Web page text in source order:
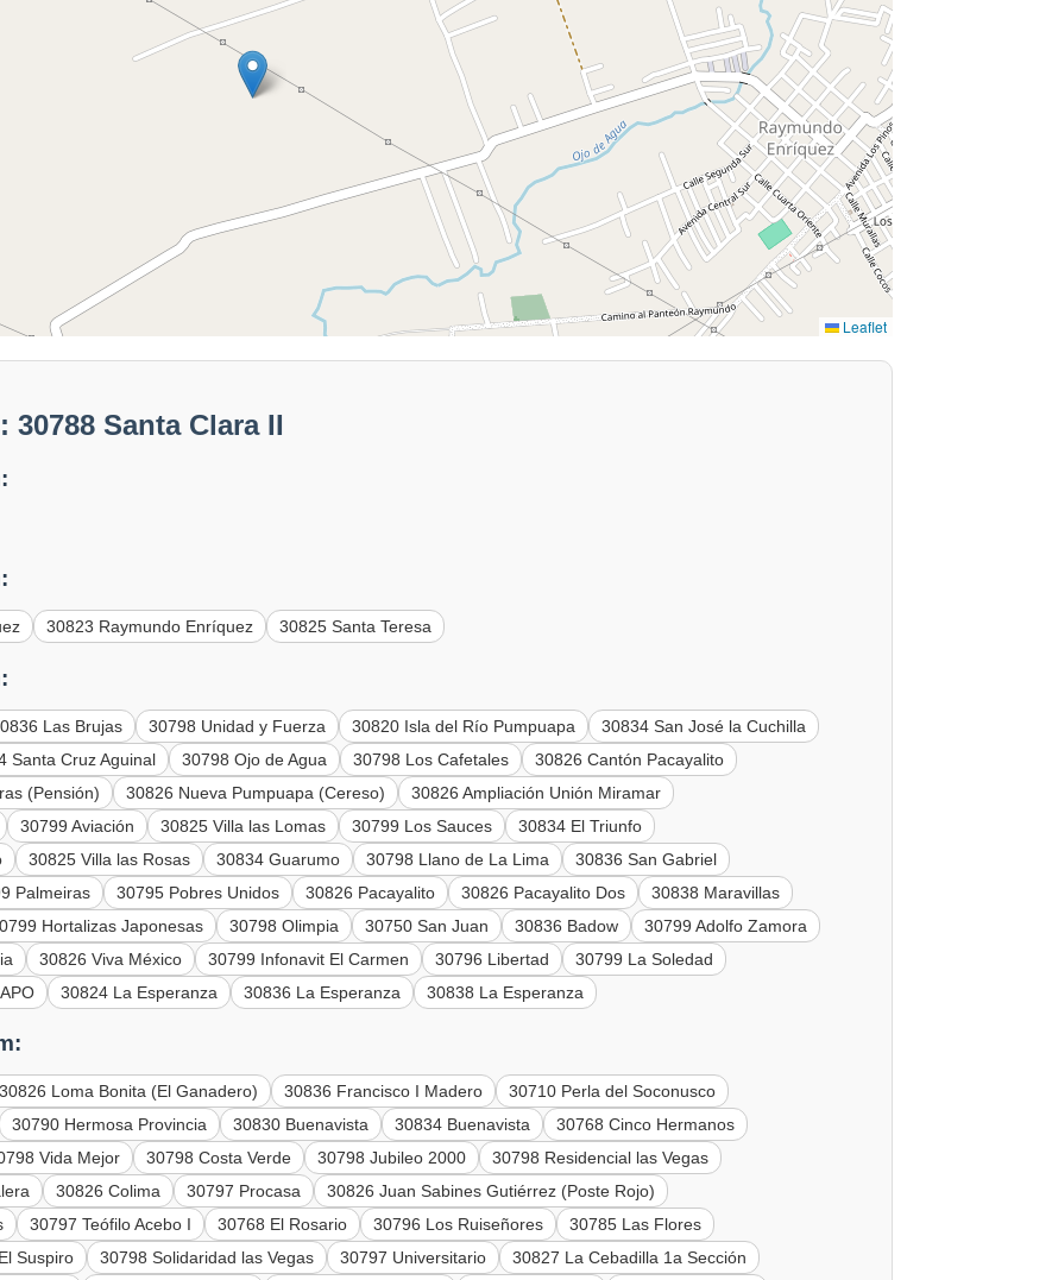
Leaflet
Santa Clara II
30823 Raymundo Enríquez 30825 Santa Teresa
Las Brujas 30798 Unidad y Fuerza 30820 Isla del Río Pumpuapa
30834 San José la Cuchilla
Santa Cruz Aguinal 30798 Ojo de Agua 30798 Los Cafetales
30826 Cantón Pacayalito
(Pensión) 30826 Nueva Pumpuapa (Cereso)
30826 Ampliación Unión Miramar
30799 Aviación 30825 Villa las Lomas 30799 Los Sauces
30834 El Triunfo
30825 Villa las Rosas 30834 Guarumo 30798 Llano de La Lima
30836 San Gabriel
Palmeiras 30795 Pobres Unidos 30826 Pacayalito 30826 Pacayalito Dos
30838 Maravillas
Hortalizas Japonesas 30798 Olimpia 30750 San Juan 30836 Badow
30799 Adolfo Zamora
30826 Viva México 30799 Infonavit El Carmen 30796 Libertad
30799 La Soledad
30824 La Esperanza 30836 La Esperanza 30838 La Esperanza
30826 Loma Bonita (El Ganadero) 30836 Francisco I Madero
30710 Perla del Soconusco
30790 Hermosa Provincia 30830 Buenavista 30834 Buenavista
30768 Cinco Hermanos
Vida Mejor 30798 Costa Verde 30798 Jubileo 2000
30798 Residencial las Vegas
30826 Colima 30797 Procasa
30826 Juan Sabines Gutiérrez (Poste Rojo)
30797 Teófilo Acebo I 30768 El Rosario 30796 Los Ruiseñores
30785 Las Flores
Suspiro 30798 Solidaridad las Vegas 30797 Universitario
30827 La Cebadilla 1a Sección